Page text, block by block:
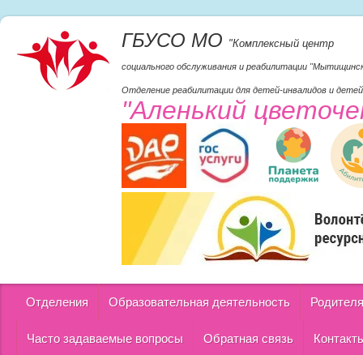
ГБУСО МО "Комплексный центр
социального обслуживания и реабилитации
Отделение реабилитации для детей-инвалидов и
"Аленький
Отделения Образовательная деятельность
Часто задаваемые вопросы Обратная связь